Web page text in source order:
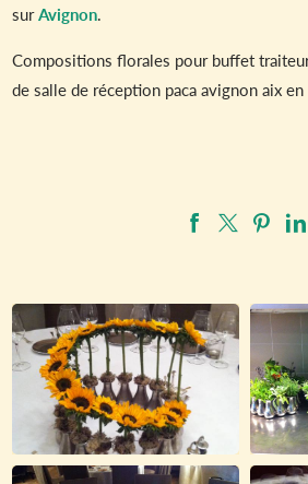
surAvignon.
Compositions florales pour buffet
de salle de réception paca avignon aix